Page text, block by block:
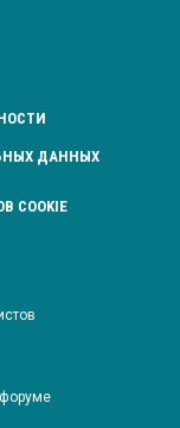
ДАННЫХ